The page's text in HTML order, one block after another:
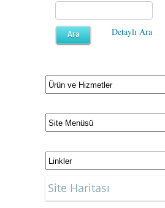
Detaylı Ara
Site Haritası